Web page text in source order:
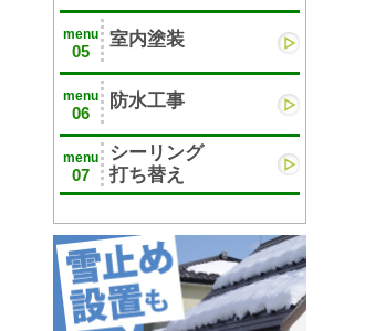
menu
05
室内塗装
menu
06
防水工事
menu
07
シーリング
打ち替え